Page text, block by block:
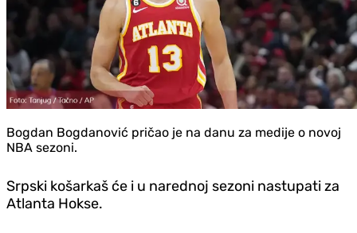
Bogdan Bogdanović pričao je na danu za medije o novoj
NBA sezoni.
Srpski košarkaš će i u narednoj sezoni nastupati za
Atlanta Hokse.